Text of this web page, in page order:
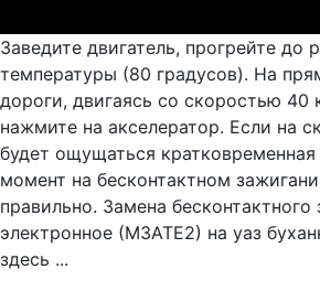
Заведите двигатель, прогрейте до
температуры (80 градусов). На
дороги, двигаясь со скоростью 40
нажмите на акселератор. Если на
будет ощущаться
момент на бесконтактном
правильно. Замена бесконтактного
электронное (МЗАТЕ2) на уаз
здесь ...